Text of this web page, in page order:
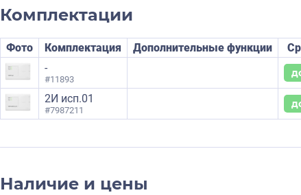
Комплектации
Фото Комплектация Дополнительные функции
-
#11893
2И исп.01
#7987211
Наличие и цены